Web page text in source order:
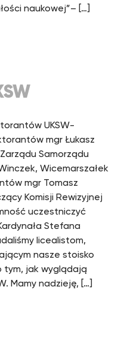
naukowej”– […]
UKSW-
mgr Łukasz
Samorządu
Wicemarszałek
mgr Tomasz
Komisji Rewizyjnej
uczestniczyć
Stefana
licealistom,
nasze stoisko
tym, jak wyglądają
Mamy nadzieję, […]